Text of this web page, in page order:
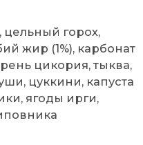
цельный горох,
жир (1%), карбонат
цикория, тыква,
цуккини, капуста
ягоды ирги,